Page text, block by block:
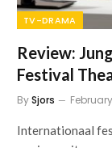
TV-DRAMA
Review:
Festival
BySjors
Internationaal